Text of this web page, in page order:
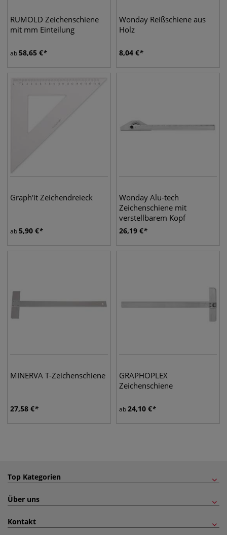
RUMOLD Zeichenschiene
mit mm Einteilung
ab58,65 €
Wonday Reißschiene aus
Holz
8,04 €
Graph'it Zeichendreieck
ab5,90 €
Wonday Alu-tech
Zeichenschiene mit
verstellbarem Kopf
26,19 €
MINERVA T-Zeichenschiene
27,58 €
GRAPHOPLEX
Zeichenschiene
ab24,10 €
Top Kategorien
Über uns
Kontakt